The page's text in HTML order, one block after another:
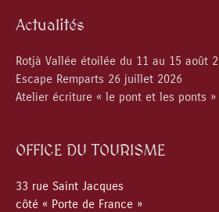
Actualités
Rotjà Vallée étoilée du 11 au 15 août
Escape Remparts 26 juillet 2026
Atelier écriture « le pont et les ponts
OFFICE DU TOURISME
33 rue Saint Jacques
côté « Porte de France »